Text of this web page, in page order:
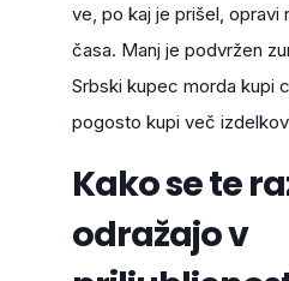
ve, po kaj je prišel, opravi
časa. Manj je podvržen
Srbski kupec morda kupi
pogosto kupi več
Kako se te
odražajo v